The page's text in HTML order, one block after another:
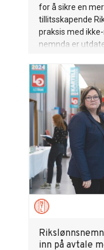
for å sikre en
tillitsskapende
praksis med
nemnda er
inn på avtale